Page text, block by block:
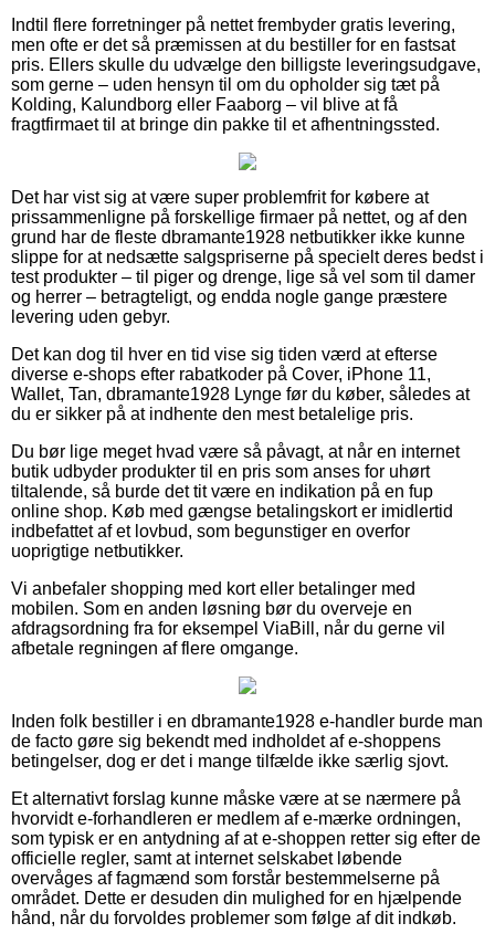
Indtil flere forretninger på nettet frembyder gratis levering,
men ofte er det så præmissen at du bestiller for en fastsat
pris. Ellers skulle du udvælge den billigste leveringsudgave,
som gerne – uden hensyn til om du opholder sig tæt på
Kolding, Kalundborg eller Faaborg – vil blive at få
fragtfirmaet til at bringe din pakke til et afhentningssted.
Det har vist sig at være super problemfrit for købere at
prissammenligne på forskellige firmaer på nettet, og af den
grund har de fleste dbramante1928 netbutikker ikke kunne
slippe for at nedsætte salgspriserne på specielt deres bedst i
test produkter – til piger og drenge, lige så vel som til damer
og herrer – betragteligt, og endda nogle gange præstere
levering uden gebyr.
Det kan dog til hver en tid vise sig tiden værd at efterse
diverse e-shops efter rabatkoder på Cover, iPhone 11,
Wallet, Tan, dbramante1928 Lynge før du køber, således at
du er sikker på at indhente den mest betalelige pris.
Du bør lige meget hvad være så påvagt, at når en internet
butik udbyder produkter til en pris som anses for uhørt
tiltalende, så burde det tit være en indikation på en fup
online shop. Køb med gængse betalingskort er imidlertid
indbefattet af et lovbud, som begunstiger en overfor
uoprigtige netbutikker.
Vi anbefaler shopping med kort eller betalinger med
mobilen. Som en anden løsning bør du overveje en
afdragsordning fra for eksempel ViaBill, når du gerne vil
afbetale regningen af flere omgange.
Inden folk bestiller i en dbramante1928 e-handler burde man
de facto gøre sig bekendt med indholdet af e-shoppens
betingelser, dog er det i mange tilfælde ikke særlig sjovt.
Et alternativt forslag kunne måske være at se nærmere på
hvorvidt e-forhandleren er medlem af e-mærke ordningen,
som typisk er en antydning af at e-shoppen retter sig efter de
officielle regler, samt at internet selskabet løbende
overvåges af fagmænd som forstår bestemmelserne på
området. Dette er desuden din mulighed for en hjælpende
hånd, når du forvoldes problemer som følge af dit indkøb.